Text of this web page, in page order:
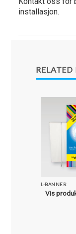
installasjon.
RELATED
L-BANNER
Vis